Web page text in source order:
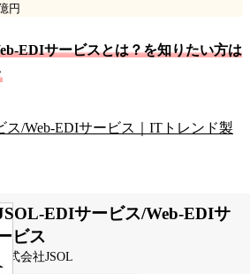
円
EDIサービスとは？を知りたい方は
ス/Web-EDIサービス｜ITトレンド製
EDIサービス/Web-EDIサ
ビス
株式会社JSOL